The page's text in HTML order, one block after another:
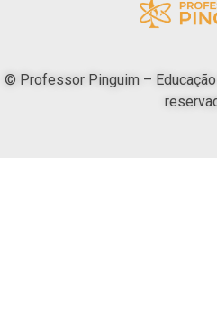
© Professor Pinguim –